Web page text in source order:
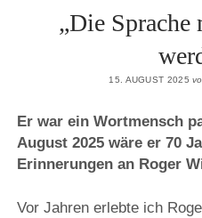
„Die Sprache
15. AUGUST 2025
Er war ein Wortmensch
August 2025 wäre er 70
Erinnerungen an Roger
Vor Jahren erlebte ich